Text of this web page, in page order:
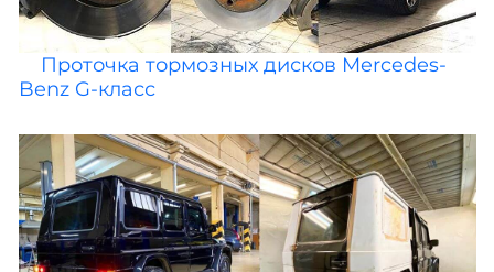
Проточка тормозных дисков Mercedes-
Benz G-класс